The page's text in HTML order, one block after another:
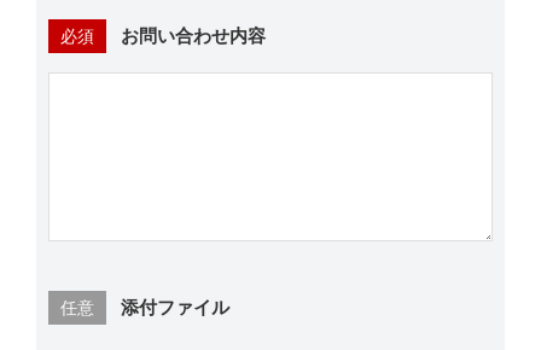
お問い合わせ内容
必須
添付ファイル
任意